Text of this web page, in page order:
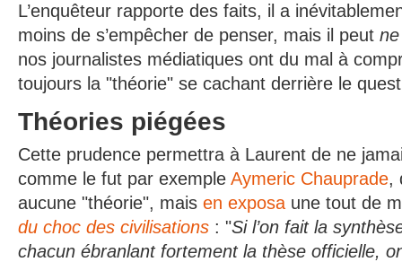
L’enquêteur rapporte des faits, il a
moins de s’empêcher de penser, mais il peut
nos journalistes médiatiques ont du mal à
toujours la "théorie" se cachant derrière le
Théories piégées
Cette prudence permettra à Laurent de ne
comme le fut par exemple Aymeric Chauprade,
aucune "théorie", mais en exposa une tout de
du choc des civilisations : "Si l’on fait la
chacun ébranlant fortement la thèse officielle,